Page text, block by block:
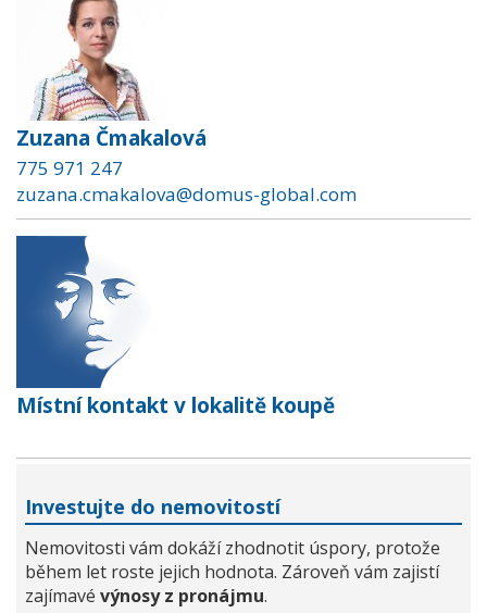
Zuzana Čmakalová
775 971 247
zuzana.cmakalova@domus-global.com
Místní kontakt v lokalitě koupě
Investujte do nemovitostí
Nemovitosti vám dokáží zhodnotit úspory, protože
během let roste jejich hodnota. Zároveň vám zajistí
zajímavé výnosy z pronájmu.